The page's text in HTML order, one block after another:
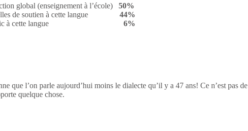
global (enseignement à l’école) 50%
de soutien à cette langue 44%
public à cette langue 6%
que l’on parle aujourd’hui moins le dialecte qu’il y a 47 ans! Ce n’est pas de
quelque chose.